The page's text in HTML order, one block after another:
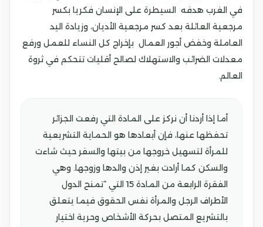
في الغرب هدفه السيطرة على الإنسان فكريا بكسر
مرجعية العائلة بعد كسر مرجعية الأديان، وزيادة اليد
العاملة وخفض أجور العمال بإخراج كل النساء للعمل ورفع
معدلات الضرائب والاستهلاك لصالح أقليات تتحكم في ثروة
العالم.
أما إذا أردنا أن نركز على المادة التي رفعت الجزائر
تحفظها عنها، فإن أبعادها هو الحماية التشريعية
للمرأة لتسهيل خروجها من بيتها والسفر حيث شاءت
والسكن كما أرادت بغير إذن والدها وزوجها. وهي
الفقرة الرابعة من المادة 15 التي “تمنح الدول
الأطراف الرجل والمرأة نفس الحقوق فيما يتعلق
بالتشريع المتصل بحركة الأشخاص وحرية اختيار